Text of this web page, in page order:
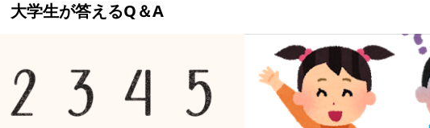
大学生が答えるQ＆A